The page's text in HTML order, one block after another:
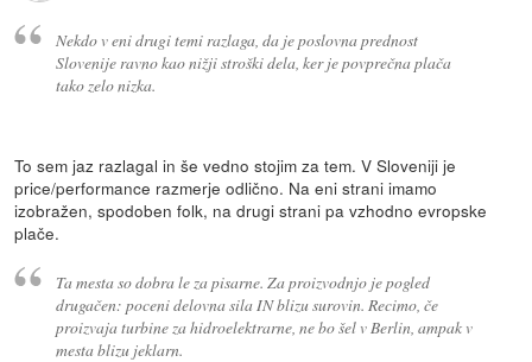
Nekdo v eni drugi temi razlaga, da je poslovna prednost
Slovenije ravno kao nižji stroški dela, ker je povprečna plača
tako zelo nizka.
To sem jaz razlagal in še vedno stojim za tem. V Sloveniji je
price/performance razmerje odlično. Na eni strani imamo
izobražen, spodoben folk, na drugi strani pa vzhodno evropske
plače.
Ta mesta so dobra le za pisarne. Za proizvodnjo je pogled
drugačen: poceni delovna sila IN blizu surovin. Recimo, če
proizvaja turbine za hidroelektrarne, ne bo šel v Berlin, ampak v
mesta blizu jeklarn.